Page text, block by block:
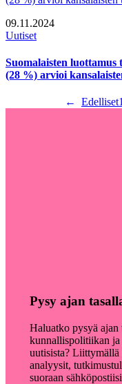
09.11.2024
Uutiset
Suomalaisten
(28 %) arvioi
← Edelliset1
Pysy ajan
Haluatko pysyä ajan
kunnallispolitiikan ja
uutisista? Liittymällä
analyysit,
suoraan